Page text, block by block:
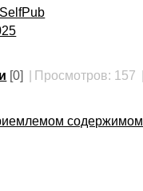
SelfPub
[0] Просмотров: 157
содержимом